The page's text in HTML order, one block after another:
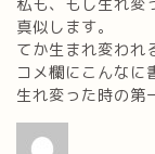
真似します。
てか生まれ変われ
コメ欄にこんなに
生れ変った時の第